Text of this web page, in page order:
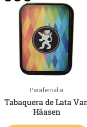
Parafernalia
Tabaquera de Lata
Häasen